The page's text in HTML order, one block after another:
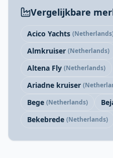
Vergelijkbare
Acico Yachts
Almkruiser (Netherlands)
Altena Fly (Netherlands)
Ariadne kruiser
Bege (Netherlands)
Bekebrede (Netherlands)